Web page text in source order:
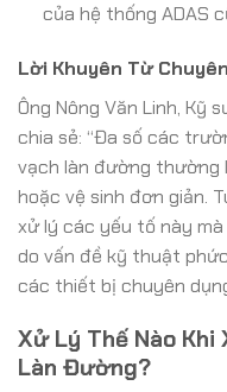
của hệ thống ADAS
Lời Khuyên Từ
Ông Nông Văn Linh, Kỹ
chia sẻ: “Đa số các
vạch làn đường thường
hoặc vệ sinh đơn giản.
xử lý các yếu tố này
do vấn đề kỹ thuật
các thiết bị chuyên
Xử Lý Thế Nào Khi
Làn Đường?